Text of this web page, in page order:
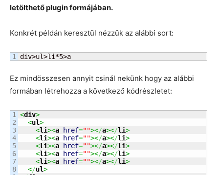
letölthető plugin formájában.
Konkrét példán keresztül nézzük az alábbi sort:
div>ul>li*5>a
Ez mindösszesen annyit csinál nekünk hogy az alábbi
formában létrehozza a következő kódrészletet:
1
2
3
4
5
6
7
8
<div>
<ul>
<li><a href=""></a></li>
<li><a href=""></a></li>
<li><a href=""></a></li>
<li><a href=""></a></li>
<li><a href=""></a></li>
</ul>